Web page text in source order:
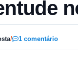
/ 1 comentário